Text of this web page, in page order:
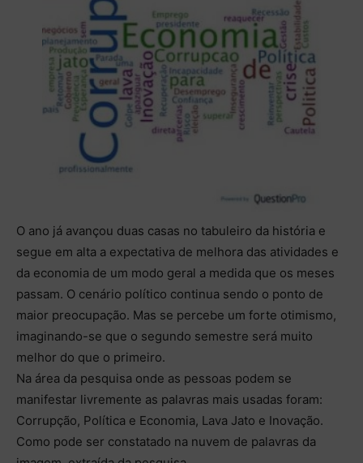
O ano já avançou duas casas no tabuleiro da história e
segue em alta a expectativa de melhora das atividades e
da economia de um modo geral a medida que os meses
passam. O cenário político continua sendo o ponto de
maior preocupação. Mas se percebe um forte otimismo,
imaginando-se que o segundo semestre será muito
melhor do que o primeiro.
Na área da pesquisa onde as pessoas podem se
manifestar livremente as palavras mais usadas foram:
Corrupção, Política e Economia, Lava Jato e Inovação.
Como pode ser constatado na nuvem de palavras da